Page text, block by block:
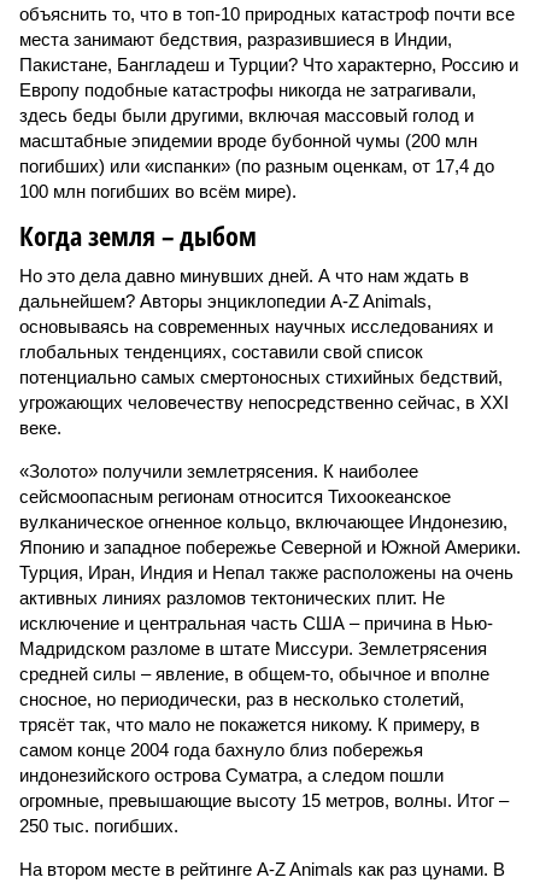
объяснить то, что в топ-10 природных катастроф почти все
места занимают бедствия, разразившиеся в Индии,
Пакистане, Бангладеш и Турции? Что характерно, Россию и
Европу подобные катастрофы никогда не затрагивали,
здесь беды были другими, включая массовый голод и
масштабные эпидемии вроде бубонной чумы (200 млн
погибших) или «испанки» (по разным оценкам, от 17,4 до
100 млн погибших во всём мире).
Когда земля – дыбом
Но это дела давно минувших дней. А что нам ждать в
дальнейшем? Авторы энциклопедии A-Z Animals,
основываясь на современных научных исследованиях и
глобальных тенденциях, составили свой список
потенциально самых смертоносных стихийных бедствий,
угрожающих человечеству непосредственно сейчас, в XXI
веке.
«Золото» получили землетрясения. К наиболее
сейсмоопасным регионам относится Тихоокеанское
вулканическое огненное кольцо, включающее Индонезию,
Японию и западное побережье Северной и Южной Америки.
Турция, Иран, Индия и Непал также расположены на очень
активных линиях разломов тектонических плит. Не
исключение и центральная часть США – причина в Нью-
Мадридском разломе в штате Миссури. Землетрясения
средней силы – явление, в общем-то, обычное и вполне
сносное, но периодически, раз в несколько столетий,
трясёт так, что мало не покажется никому. К примеру, в
самом конце 2004 года бахнуло близ побережья
индонезийского острова Суматра, а следом пошли
огромные, превышающие высоту 15 метров, волны. Итог –
250 тыс. погибших.
На втором месте в рейтинге A-Z Animals как раз цунами. В